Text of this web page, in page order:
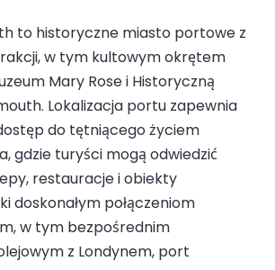
to historyczne miasto portowe z
w tym kultowym okrętem
Mary Rose i Historyczną
Lokalizacja portu zapewnia
do tętniącego życiem
gdzie turyści mogą odwiedzić
restauracje i obiekty
doskonałym połączeniom
w tym bezpośrednim
z Londynem, port